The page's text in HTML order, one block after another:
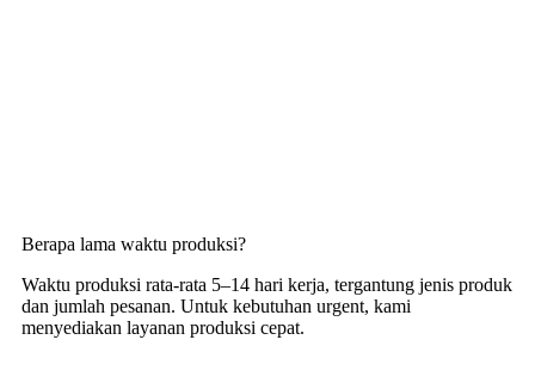
Berapa lama waktu produksi?
Waktu produksi rata-rata 5–14 hari kerja, tergantung jenis produk
dan jumlah pesanan. Untuk kebutuhan urgent, kami
menyediakan layanan produksi cepat.